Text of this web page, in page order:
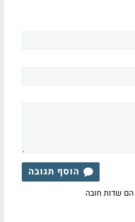
הוסף תגובה
הם שדות חובה